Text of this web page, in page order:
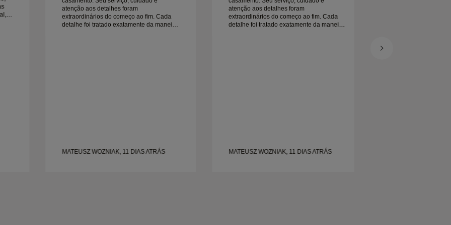
atenção aos detalhes foram
extraordinários do começo ao fim. Cada
detalhe foi tratado exatamente da maneira
MATEUSZ WOZNIAK, 11 DIAS ATRÁS
atenção aos detalhes foram
extraordinários do começo ao fim. Cada
detalhe foi tratado exatamente da maneira
MATEUSZ WOZNIAK, 11 DIAS ATRÁS